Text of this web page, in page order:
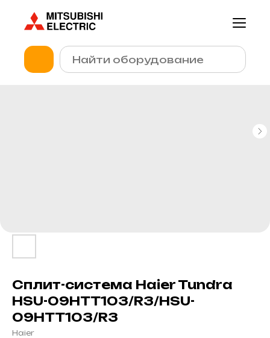
Сплит-система Haier Tundra
HSU-09HTT103/R3/HSU-
09HTT103/R3
Haier